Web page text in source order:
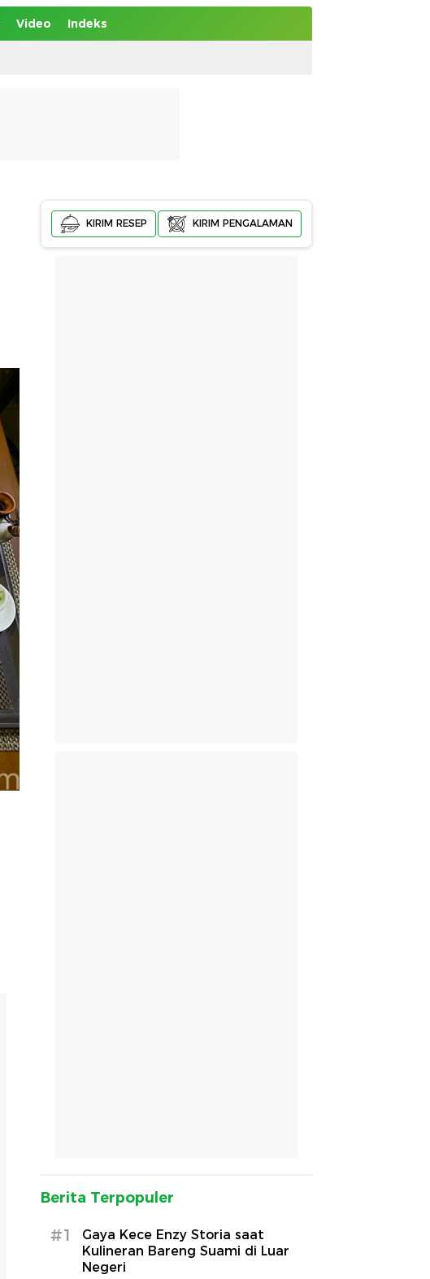
Video Indeks
KIRIM RESEP KIRIM PENGALAMAN
Berita Terpopuler
#1
Gaya Kece Enzy Storia saat
Kulineran Bareng Suami di Luar
Negeri